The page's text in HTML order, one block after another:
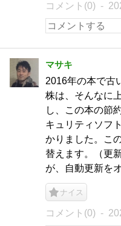
コメント(0)
マサキ
2016年の本で古
株は、そんなに
し、この本の節
キュリティソフ
かりました。こ
替えます。（更
が、自動更新を
ナイス
コメント(0)